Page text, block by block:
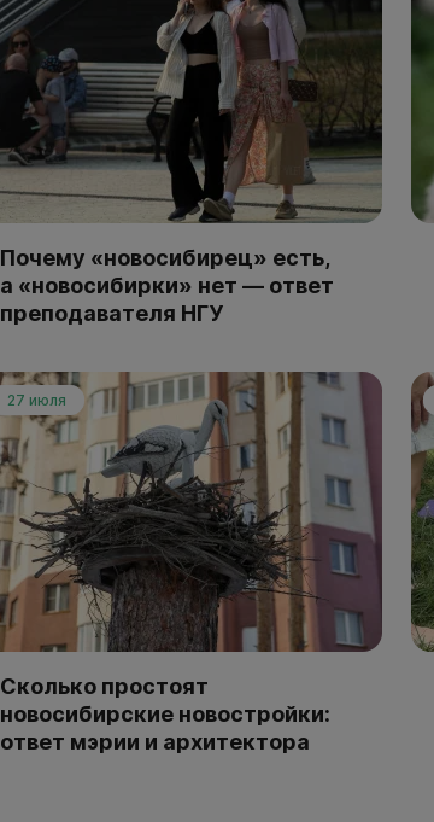
Почему «новосибирец» есть,
а «новосибирки» нет — ответ
преподавателя НГУ
27 июля
Сколько простоят
новосибирские новостройки:
ответ мэрии и архитектора